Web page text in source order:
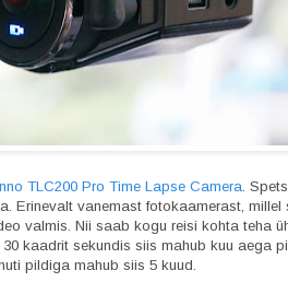
TLC200 Pro Time Lapse Camera .
Erinevalt vanemast fotokaamerast, millel
valmis. Nii saab kogu reisi kohta teha
kaadrit sekundis siis mahub kuu aega
pildiga mahub siis 5 kuud.